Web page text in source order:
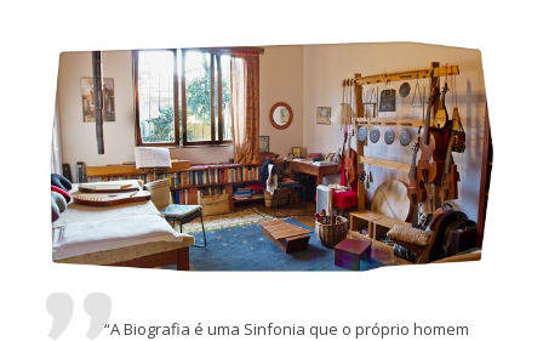
“A Biografia é uma Sinfonia que o próprio homem